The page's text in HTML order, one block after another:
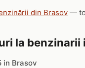
din Brasov —
la benzinarii
in Brasov